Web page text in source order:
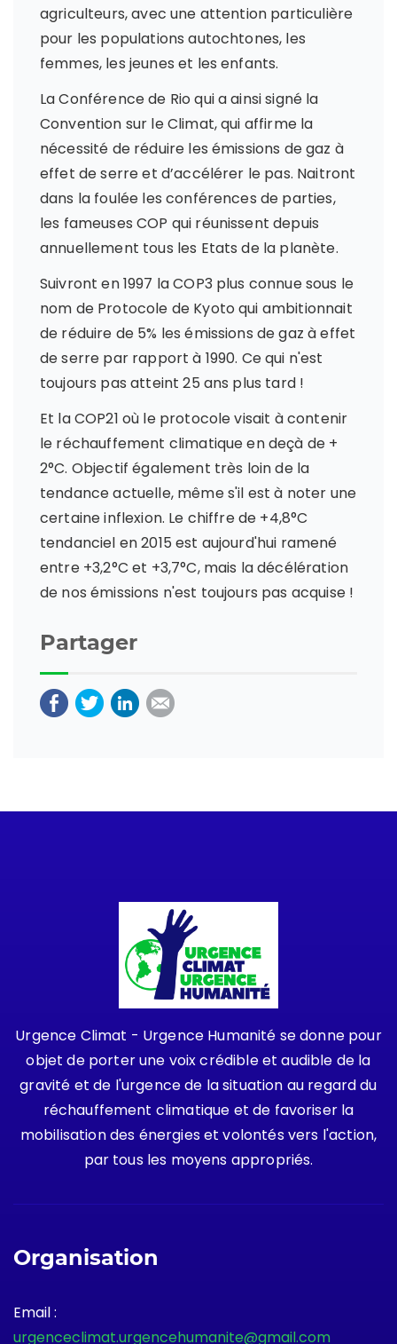
agriculteurs, avec une attention particulière
pour les populations autochtones, les
femmes, les jeunes et les enfants.
La Conférence de Rio qui a ainsi signé la
Convention sur le Climat, qui affirme la
nécessité de réduire les émissions de gaz à
effet de serre et d’accélérer le pas. Naitront
dans la foulée les conférences de parties,
les fameuses COP qui réunissent depuis
annuellement tous les Etats de la planète.
Suivront en 1997 la COP3 plus connue sous le
nom de Protocole de Kyoto qui ambitionnait
de réduire de 5% les émissions de gaz à effet
de serre par rapport à 1990. Ce qui n'est
toujours pas atteint 25 ans plus tard !
Et la COP21 où le protocole visait à contenir
le réchauffement climatique en deçà de +
2°C. Objectif également très loin de la
tendance actuelle, même s'il est à noter une
certaine inflexion. Le chiffre de +4,8°C
tendanciel en 2015 est aujourd'hui ramené
entre +3,2°C et +3,7°C, mais la décélération
de nos émissions n'est toujours pas acquise !
Partager
Urgence Climat - Urgence Humanité se donne pour
objet de porter une voix crédible et audible de la
gravité et de l'urgence de la situation au regard du
réchauffement climatique et de favoriser la
mobilisation des énergies et volontés vers l'action,
par tous les moyens appropriés.
Organisation
Email :
urgenceclimat.urgencehumanite@gmail.com